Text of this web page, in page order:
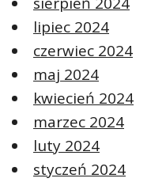
lipiec 2024
czerwiec 2024
maj 2024
kwiecień 2024
marzec 2024
luty 2024
styczeń 2024